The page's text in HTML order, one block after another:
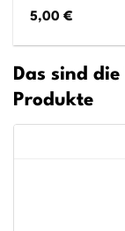
5,00€
Das sind
Produkte